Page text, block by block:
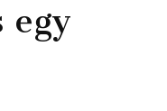
egy